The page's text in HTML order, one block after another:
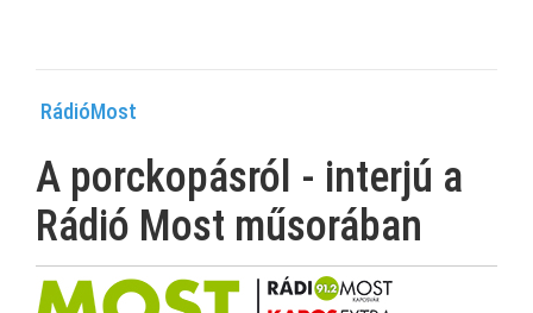
RádióMost
A porckopásról - interjú a
Rádió Most műsorában